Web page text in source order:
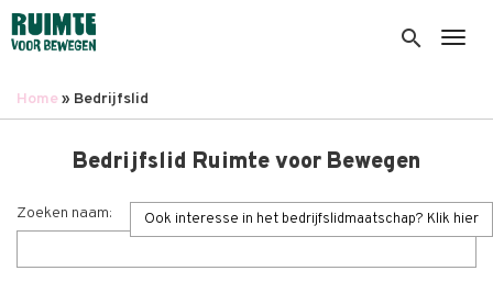
Overslaan
en
inhoud
search
Home Bedrijfslid
Bedrijfslid Ruimte voor Bewegen
Ook interesse in het bedrijfslidmaatschap? Klik hier
Zoeken naam: